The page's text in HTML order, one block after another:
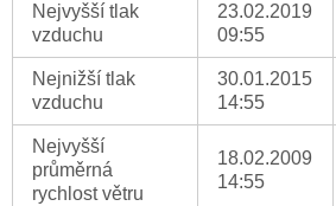
Nejvyšší tlak
vzduchu
23.02.2019
09:55
Nejnižší tlak
vzduchu
30.01.2015
14:55
Nejvyšší
průměrná
rychlost větru
18.02.2009
14:55